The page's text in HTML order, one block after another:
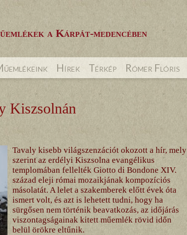
a Kárpát-medencében
Hírek Térkép Rómer Flóris
Kiszsolnán
Tavaly kisebb világszenzációt okozott a hír, mely
szerint az erdélyi Kiszsolna evangélikus
templomában fellelték Giotto di Bondone XIV.
század eleji római mozaikjának kompozíciós
másolatát. A lelet a szakemberek előtt évek óta
ismert volt, és azt is lehetett tudni, hogy ha
sürgősen nem történik beavatkozás, az időjárás
viszontagságainak kitett műemlék rövid időn
belül örökre eltűnik.